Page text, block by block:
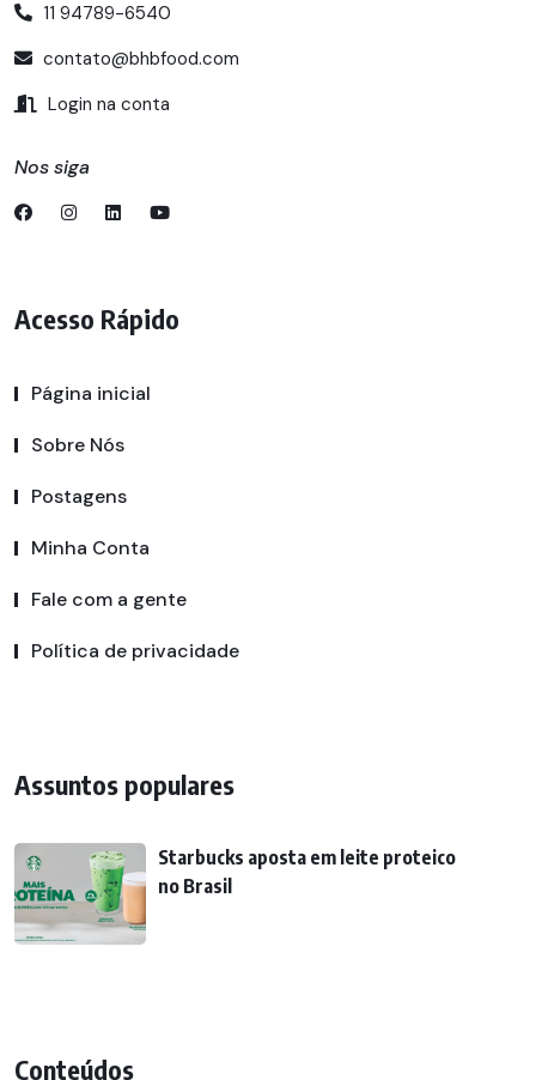
11 94789-6540
contato@bhbfood.com
Login na conta
Nos siga
Acesso Rápido
Página inicial
Sobre Nós
Postagens
Minha Conta
Fale com a gente
Política de privacidade
Assuntos populares
Starbucks aposta em leite proteico
no Brasil
Conteúdos